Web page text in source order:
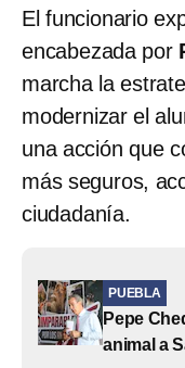
El funcionario
encabezada por
marcha la
modernizar el
una acción que
más seguros,
ciudadanía.
PUEBLA
Pepe
animal a